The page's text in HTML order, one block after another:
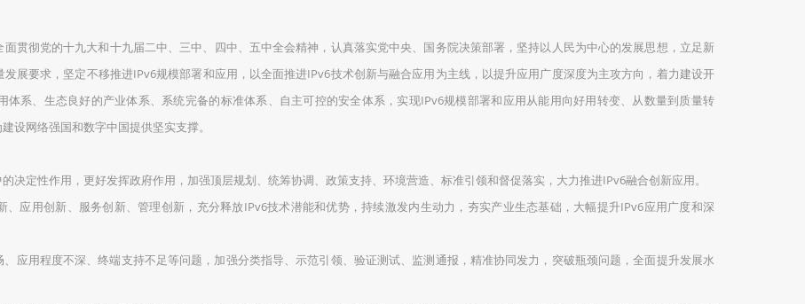
彻党的十九大和十九届二中、三中、四中、五中全会精神，认真落实党中央、国务院决策部署，坚持以人民为中心的发展思想，立足新
展要求，坚定不移推进IPv6规模部署和应用，以全面推进IPv6技术创新与融合应用为主线，以提升应用广度深度为主攻方向，着力建设开
系、生态良好的产业体系、系统完备的标准体系、自主可控的安全体系，实现IPv6规模部署和应用从能用向好用转变、从数量到质量转
设网络强国和数字中国提供坚实支撑。
性作用，更好发挥政府作用，加强顶层规划、统筹协调、政策支持、环境营造、标准引领和督促落实，大力推进IPv6融合创新应用。
用创新、服务创新、管理创新，充分释放IPv6技术潜能和优势，持续激发内生动力，夯实产业生态基础，大幅提升IPv6应用广度和深
用程度不深、终端支持不足等问题，加强分类指导、示范引领、验证测试、监测通报，精准协同发力，突破瓶颈问题，全面提升发展水